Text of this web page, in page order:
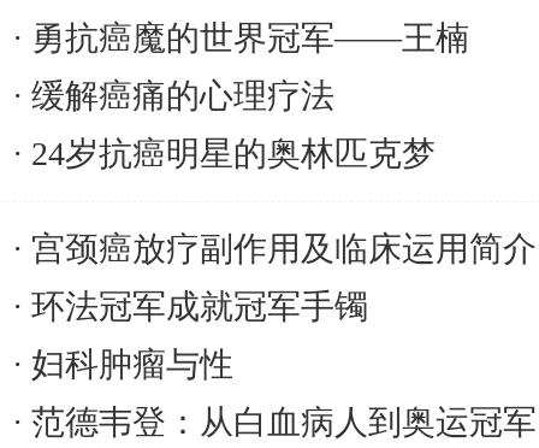
勇抗癌魔的世界冠军——王楠
缓解癌痛的心理疗法
24岁抗癌明星的奥林匹克梦
宫颈癌放疗副作用及临床运用简介
环法冠军成就冠军手镯
妇科肿瘤与性
范德韦登：从白血病人到奥运冠军